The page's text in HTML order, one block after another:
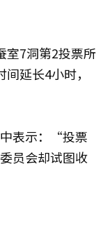
室7洞第2投票所
延长4小时，
表示：“投票
员会却试图收